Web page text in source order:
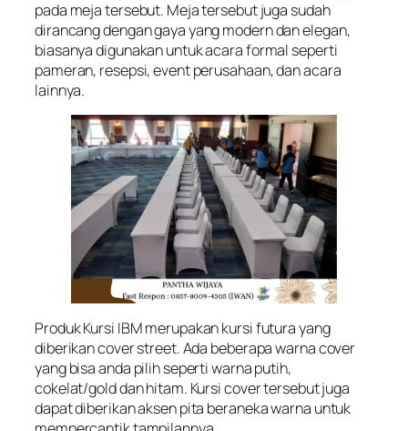
pada meja tersebut. Meja tersebut juga sudah
dirancang dengan gaya yang modern dan elegan,
biasanya digunakan untuk acara formal seperti
pameran, resepsi, event perusahaan, dan acara
lainnya.
Produk Kursi IBM merupakan kursi futura yang
diberikan cover street. Ada beberapa warna cover
yang bisa anda pilih seperti warna putih,
cokelat/gold dan hitam. Kursi cover tersebut juga
dapat diberikan aksen pita beraneka warna untuk